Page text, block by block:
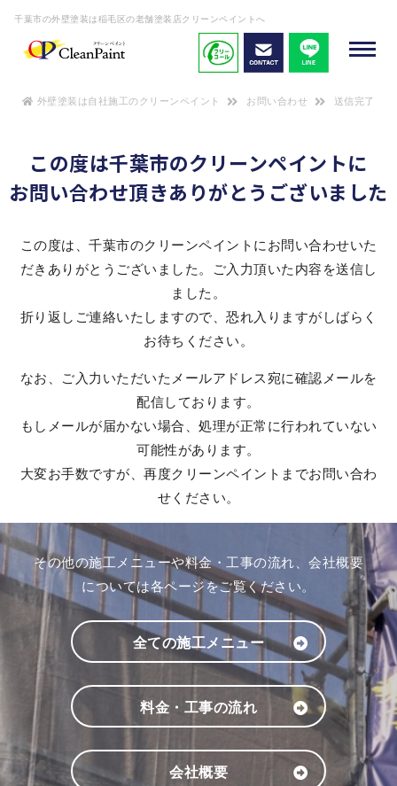
千葉市の外壁塗装は稲毛区の老舗塗装店クリーンペイントへ
外壁塗装は自社施工のクリーンペイント お問い合わせ 送信完了
この度は千葉市のクリーンペイントに
お問い合わせ頂きありがとうございました
この度は、千葉市のクリーンペイントにお問い合わせいた
だきありがとうございました。ご入力頂いた内容を送信し
ました。
折り返しご連絡いたしますので、恐れ入りますがしばらく
お待ちください。
なお、ご入力いただいたメールアドレス宛に確認メールを
配信しております。
もしメールが届かない場合、処理が正常に行われていない
可能性があります。
大変お手数ですが、再度クリーンペイントまでお問い合わ
せください。
その他の施工メニューや料金・工事の流れ、会社概要
については各ページをご覧ください。
全ての施工メニュー
料金・工事の流れ
会社概要